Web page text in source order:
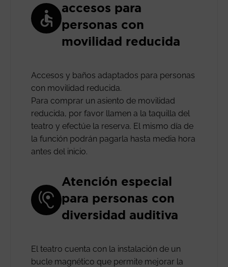
accesos para
personas con
movilidad reducida
Accesos y baños adaptados para personas
con movilidad reducida.
Para comprar un asiento de movilidad
reducida, por favor llamen a la taquilla del
teatro y efectúe la reserva. El mismo día de
la función podrán pagarla hasta media hora
antes del inicio.
Atención especial
para personas con
diversidad auditiva
El teatro cuenta con la instalación de un
bucle magnético que permite mejorar la